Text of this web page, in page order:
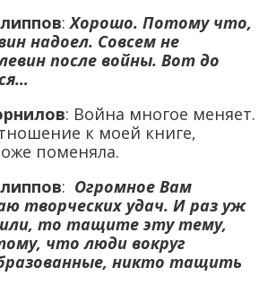
:Хорошо. Потому что,
надоел. Совсем не
после войны. Вот до
: Война многое меняет.
к моей книге,
поменяла.
: Огромное Вам
творческих удач. И раз уж
то тащите эту тему,
что люди вокруг
никто тащить